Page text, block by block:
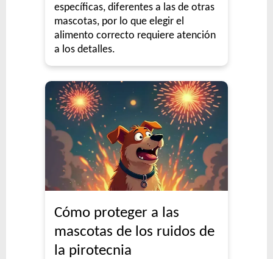
específicas, diferentes a las de otras
mascotas, por lo que elegir el
alimento correcto requiere atención
a los detalles.
Cómo proteger a las
mascotas de los ruidos de
la pirotecnia